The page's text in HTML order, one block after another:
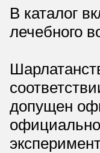
В каталог
лечебного
допущен